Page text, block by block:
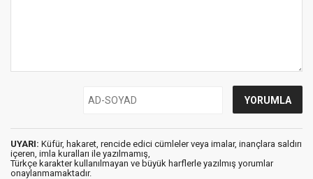
UYARI: Küfür, hakaret, rencide edici cümleler veya imalar, inançlara saldırı
içeren, imla kuralları ile yazılmamış,
Türkçe karakter kullanılmayan ve büyük harflerle yazılmış yorumlar
onaylanmamaktadır.